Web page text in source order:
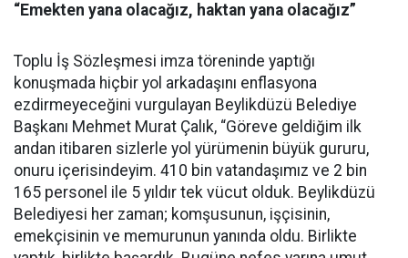
“Emekten yana olacağız, haktan yana olacağız”
Toplu İş Sözleşmesi imza töreninde yaptığı
konuşmada hiçbir yol arkadaşını enflasyona
ezdirmeyeceğini vurgulayan Beylikdüzü Belediye
Başkanı Mehmet Murat Çalık, “Göreve geldiğim ilk
andan itibaren sizlerle yol yürümenin büyük gururu,
onuru içerisindeyim. 410 bin vatandaşımız ve 2 bin
165 personel ile 5 yıldır tek vücut olduk. Beylikdüzü
Belediyesi her zaman; komşusunun, işçisinin,
emekçisinin ve memurunun yanında oldu. Birlikte